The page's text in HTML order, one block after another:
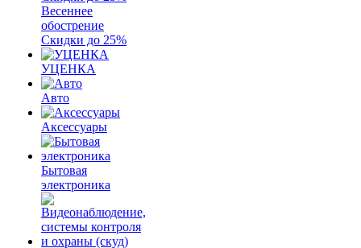
Весеннее
обострение
Скидки до 25%
УЦЕНКА
Авто
Аксессуары
Бытовая
электроника